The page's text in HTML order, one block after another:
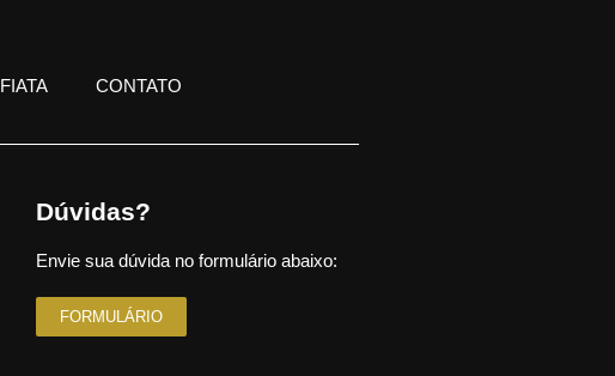
FIATA CONTATO
Dúvidas?
Envie sua dúvida no formulário abaixo:
FORMULÁRIO